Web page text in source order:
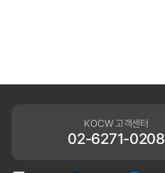
KOCW 고객센터
02-6271-0208